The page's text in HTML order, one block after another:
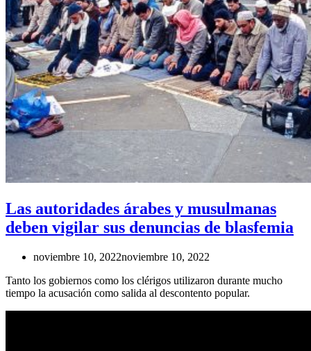
Las autoridades árabes y musulmanas
deben vigilar sus denuncias de blasfemia
noviembre 10, 2022noviembre 10, 2022
Tanto los gobiernos como los clérigos utilizaron durante mucho
tiempo la acusación como salida al descontento popular.